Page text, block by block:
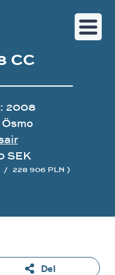
CC
2008
SEK
/ 228 906 PLN )
Del